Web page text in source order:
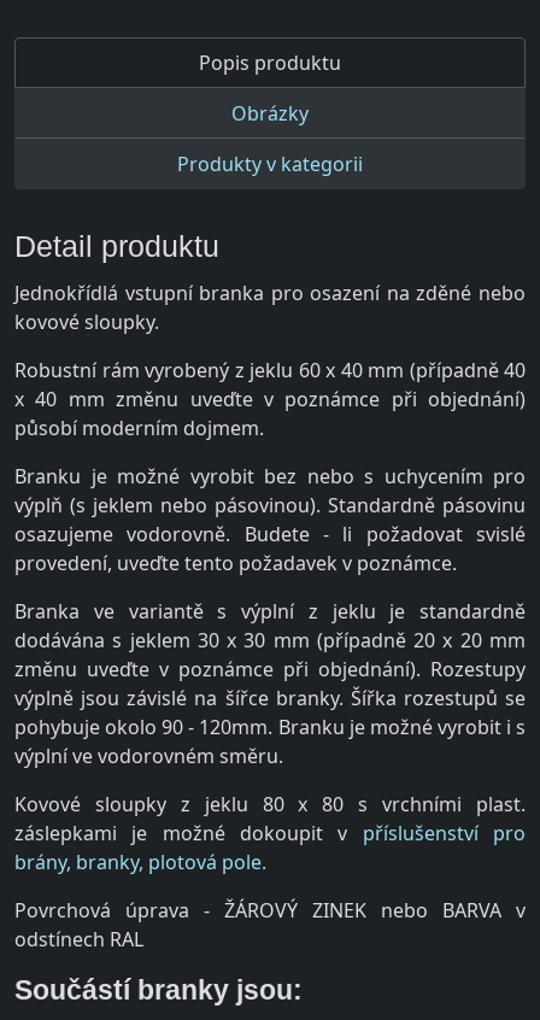
Popis produktu
Obrázky
Produkty v kategorii
Detail produktu
Jednokřídlá vstupní branka pro osazení na zděné nebo
kovové sloupky.
Robustní rám vyrobený z jeklu 60 x 40 mm (případně 40
x 40 mm změnu uveďte v poznámce při objednání)
působí moderním dojmem.
Branku je možné vyrobit bez nebo s uchycením pro
výplň (s jeklem nebo pásovinou). Standardně pásovinu
osazujeme vodorovně. Budete - li požadovat svislé
provedení, uveďte tento požadavek v poznámce.
Branka ve variantě s výplní z jeklu je standardně
dodávána s jeklem 30 x 30 mm (případně 20 x 20 mm
změnu uveďte v poznámce při objednání). Rozestupy
výplně jsou závislé na šířce branky. Šířka rozestupů se
pohybuje okolo 90 - 120mm. Branku je možné vyrobit i s
výplní ve vodorovném směru.
Kovové sloupky z jeklu 80 x 80 s vrchními plast.
záslepkami je možné dokoupit v příslušenství pro
brány, branky, plotová pole.
Povrchová úprava - ŽÁROVÝ ZINEK nebo BARVA v
odstínech RAL
Součástí branky jsou: